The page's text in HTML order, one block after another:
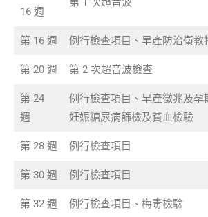
16 週
第 16 週 例行檢查項目、早產防治衛教
第 20 週 第 2 次超音波檢查
第 24
週
例行檢查項目、早產徵兆及孕
妊娠糖尿病篩檢及貧血檢驗
第 28 週 例行檢查項目
第 30 週 例行檢查項目
第 32 週 例行檢查項目、梅毒檢驗